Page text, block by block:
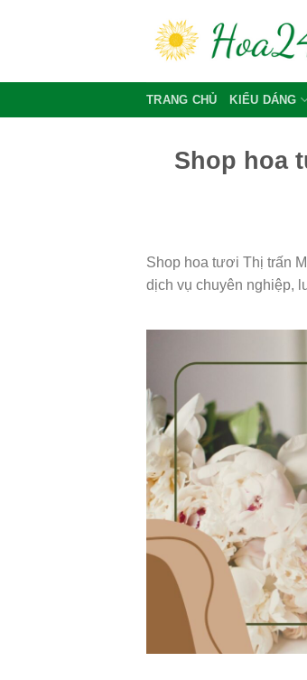
TRANG CHỦ KIỂU DÁNG
Shop hoa
Shop hoa tươi Thị trấn
dịch vụ chuyên nghiệp,